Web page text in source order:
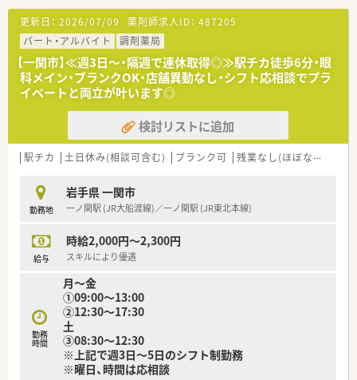
◆こんな方にオススメ◆
★転居を伴う異動がなく、地域に根差した薬局で働きたい方
★若手でスキルに不安があり、しっかり教えてくれる会社で働き
たい方
★ヘルプ対応に抵抗がない方
★頑張った分だけ給与を受け取りたい方
更新日： 2026/07/09 薬剤師求人ID： 487205
パート・アルバイト
調剤薬局
【一関市】≪週3日～・隔週で連休取得◎≫駅チカ徒歩6分・眼
科メイン・ブランクOK・店舗異動なし・シフト応相談でプラ
イベートと両立が叶います◎
検討リストに追加
駅チカ 土日休み(相談可含む) ブランク可 残業なし(ほぼなし含む)
勤務地
岩手県 一関市
一ノ関駅 (JR大船渡線)／一ノ関駅 (JR東北本線)
給与
時給2,000円～2,300円
スキルにより優遇
勤務
時間
月～金
①09:00～13:00
②12:30～17:30
土
③08:30～12:30
※上記で週3日～5日のシフト制勤務
※曜日、時間は応相談